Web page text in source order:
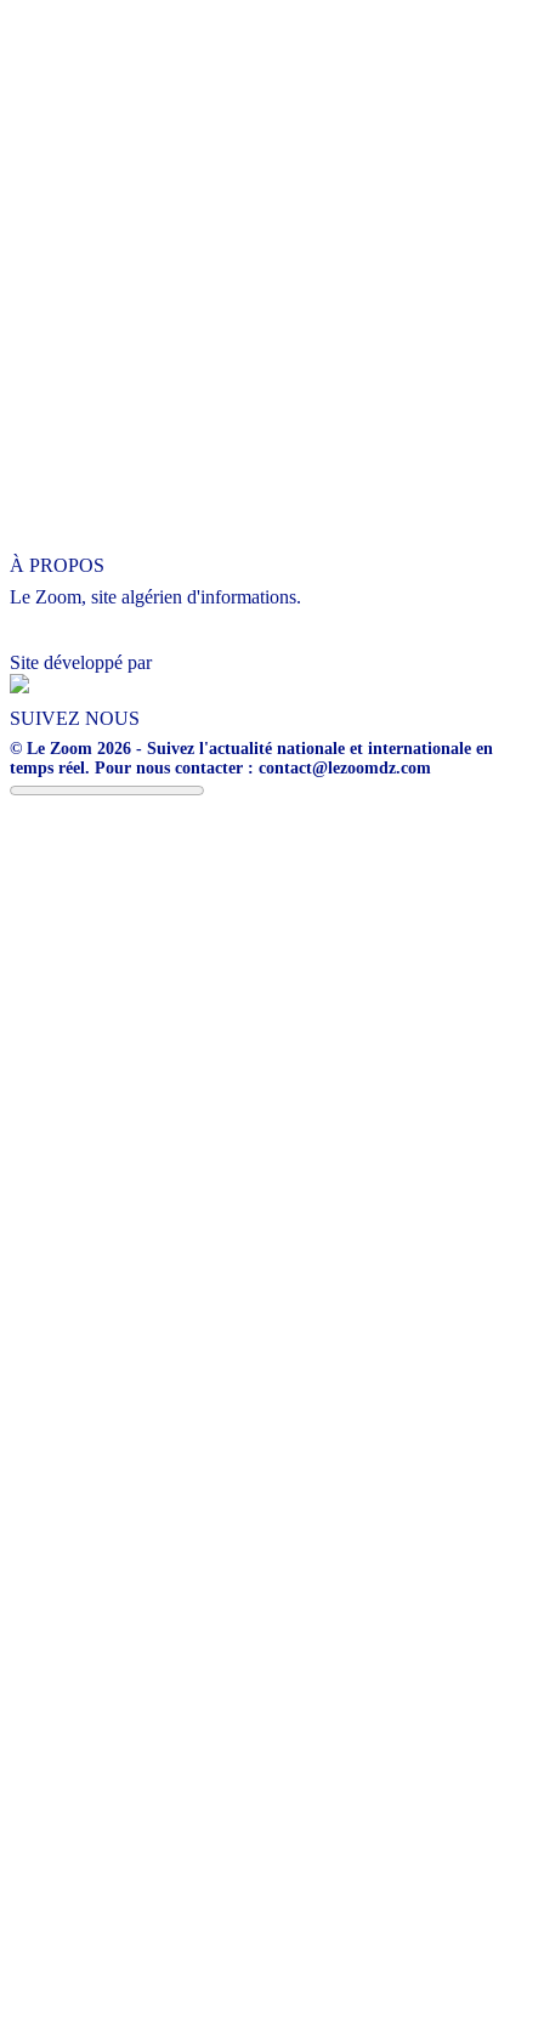
À PROPOS
Le Zoom, site algérien d'informations.
Site développé par
SUIVEZ NOUS
© Le Zoom 2026 - Suivez l'actualité nationale et internationale en
temps réel. Pour nous contacter : contact@lezoomdz.com